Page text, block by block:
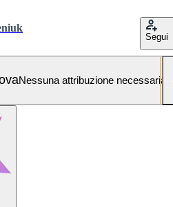
Segui
Nessuna attribuzione necessaria